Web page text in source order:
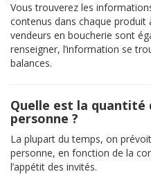
Vous trouverez les
contenus dans chaque produit
vendeurs en boucherie sont
renseigner, l’information se
balances.
Quelle est la quantité
personne ?
La plupart du temps, on
personne, en fonction de la
l’appétit des invités.